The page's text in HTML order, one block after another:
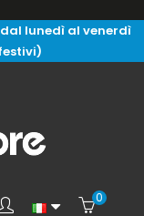
lunedì al venerdì
0